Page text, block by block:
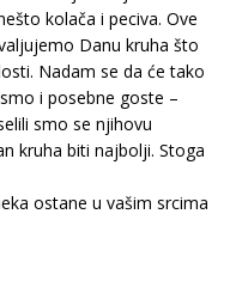
kolača i peciva. Ove
Danu kruha što
Nadam se da će tako
i posebne goste –
smo se njihovu
kruha biti najbolji. Stoga
ostane u vašim srcima